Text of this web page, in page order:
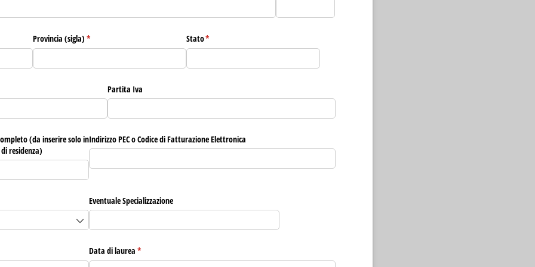
Provincia (sigla) *
(richiesto) Stato*
(richiesto)
Partita Iva
(da inserire solo in
residenza)
Indirizzo PEC o Codice di Fatturazione Elettronica
Eventuale Specializzazione
Data di laurea *
(richiesto)